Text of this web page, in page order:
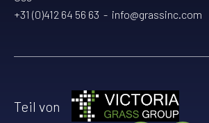
+31 (0)412 64 56 63 - info@grassinc.com
Teil von